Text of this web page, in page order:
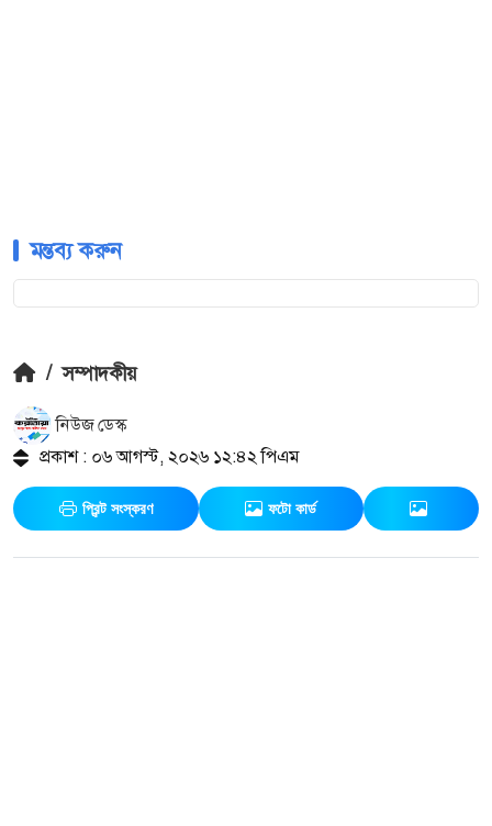
মন্তব্য করুন
/ সম্পাদকীয়
নিউজ ডেস্ক
প্রকাশ : ০৬ আগস্ট, ২০২৬ ১২:৪২ পিএম
প্রিন্ট সংস্করণ ফটো কার্ড